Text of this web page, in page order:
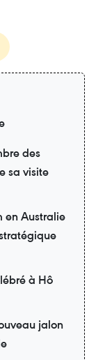
des
sa visite
en Australie
à Hô
jalon